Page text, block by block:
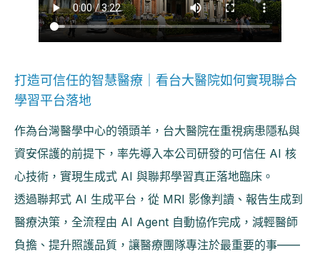
打造可信任的智慧醫療｜看台大醫院如何實現聯合
學習平台落地
作為台灣醫學中心的領頭羊，台大醫院在重視病患隱私與
資安保護的前提下，率先導入本公司研發的可信任 AI 核
心技術，實現生成式 AI 與聯邦學習真正落地臨床。
透過聯邦式 AI 生成平台，從 MRI 影像判讀、報告生成到
醫療決策，全流程由 AI Agent 自動協作完成，減輕醫師
負擔、提升照護品質，讓醫療團隊專注於最重要的事——